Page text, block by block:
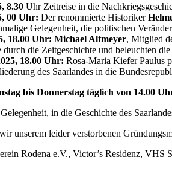
8.30 Uhr Zeitreise in die
00 Uhr: Der renommierte Historiker
Gelegenheit, die politischen
18.00 Uhr: Michael Altmeyer, Mitglied
durch die Zeitgeschichte und beleuchten
18.00 Uhr: Rosa-Maria Kiefer Paulus
des Saarlandes in die
bis Donnerstag täglich von 14.00
in die Geschichte des
unserem leider verstorbenen
Rodena e.V., Victor’s Residenz, VHS